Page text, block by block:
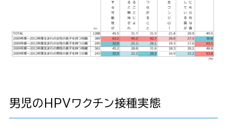
男児のHPVワクチン接種実態